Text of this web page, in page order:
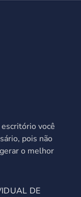
você
pois não
o melhor
DE